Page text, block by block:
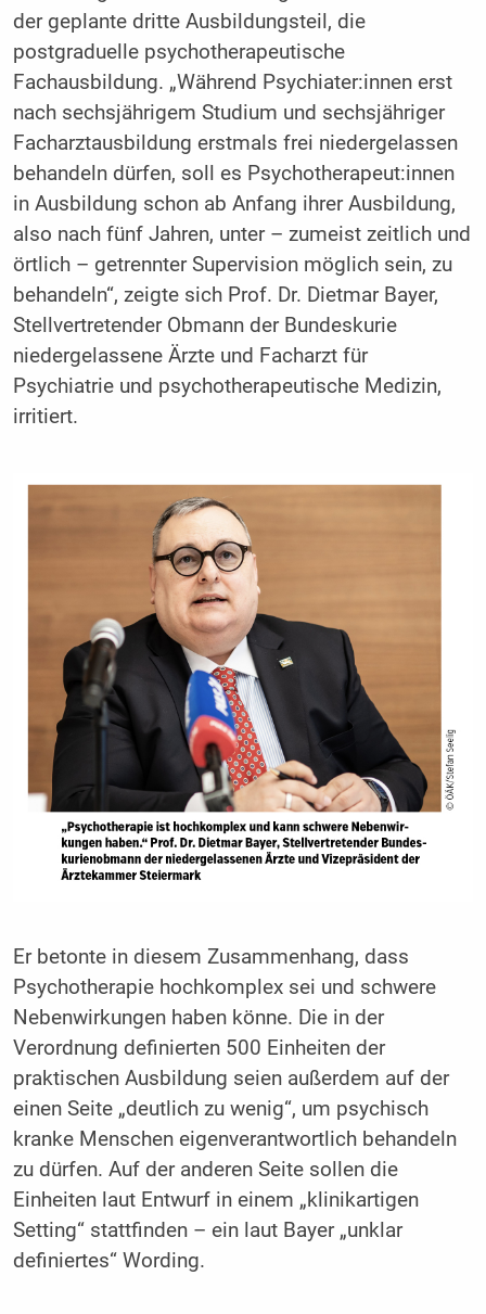
der geplante dritte Ausbildungsteil, die
postgraduelle psychotherapeutische
Fachausbildung. „Während Psychiater:innen erst
nach sechsjährigem Studium und sechsjähriger
Facharztausbildung erstmals frei niedergelassen
behandeln dürfen, soll es Psychotherapeut:innen
in Ausbildung schon ab Anfang ihrer Ausbildung,
also nach fünf Jahren, unter – zumeist zeitlich und
örtlich – getrennter Supervision möglich sein, zu
behandeln“, zeigte sich Prof. Dr. Dietmar Bayer,
Stellvertretender Obmann der Bundeskurie
niedergelassene Ärzte und Facharzt für
Psychiatrie und psychotherapeutische Medizin,
irritiert.
Er betonte in diesem Zusammenhang, dass
Psychotherapie hochkomplex sei und schwere
Nebenwirkungen haben könne. Die in der
Verordnung definierten 500 Einheiten der
praktischen Ausbildung seien außerdem auf der
einen Seite „deutlich zu wenig“, um psychisch
kranke Menschen eigenverantwortlich behandeln
zu dürfen. Auf der anderen Seite sollen die
Einheiten laut Entwurf in einem „klinikartigen
Setting“ stattfinden – ein laut Bayer „unklar
definiertes“ Wording.